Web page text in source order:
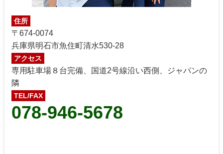
住所
〒674-0074
兵庫県明石市魚住町清水530-28
アクセス
専用駐車場８台完備、国道2号線沿い西側、ジャパンの
隣
TEL/FAX
078-946-5678